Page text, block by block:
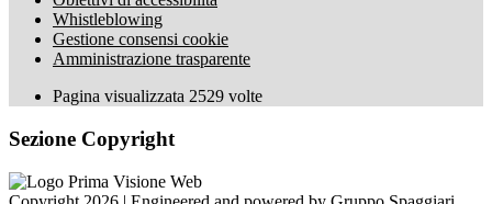
Whistleblowing
Gestione consensi cookie
Amministrazione trasparente
Pagina visualizzata 2529 volte
Sezione Copyright